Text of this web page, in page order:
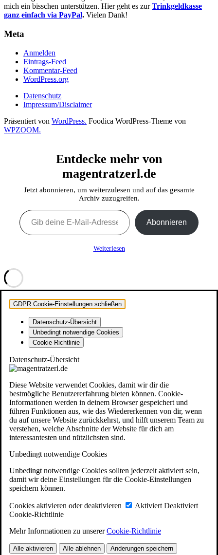
mich ein bisschen unterstützen. Hier geht es zurTrinkgeldkasse
ganz einfach via PayPal. Vielen Dank!
Meta
Anmelden
Eintrags-Feed
Kommentar-Feed
WordPress.org
Datenschutz
Impressum/Disclaimer
Präsentiert von WordPress. Foodica WordPress-Theme von
WPZOOM.
Entdecke mehr von
magentratzerl.de
Jetzt abonnieren, um weiterzulesen und auf das gesamte
Archiv zuzugreifen.
Gib deine E-Mail-Adresse ein ...
Abonnieren
Weiterlesen
GDPR Cookie-Einstellungen schließen
Datenschutz-Übersicht
Unbedingt notwendige Cookies
Cookie-Richtlinie
Datenschutz-Übersicht
Diese Website verwendet Cookies, damit wir dir die
bestmögliche Benutzererfahrung bieten können. Cookie-
Informationen werden in deinem Browser gespeichert und
führen Funktionen aus, wie das Wiedererkennen von dir, wenn
du auf unsere Website zurückkehrst, und hilft unserem Team zu
verstehen, welche Abschnitte der Website für dich am
interessantesten und nützlichsten sind.
Unbedingt notwendige Cookies
Unbedingt notwendige Cookies sollten jederzeit aktiviert sein,
damit wir deine Einstellungen für die Cookie-Einstellungen
speichern können.
Cookies aktivieren oder deaktivieren Aktiviert Deaktiviert
Cookie-Richtlinie
Mehr Informationen zu unsererCookie-Richtlinie
Alle aktivieren Alle ablehnen Änderungen speichern